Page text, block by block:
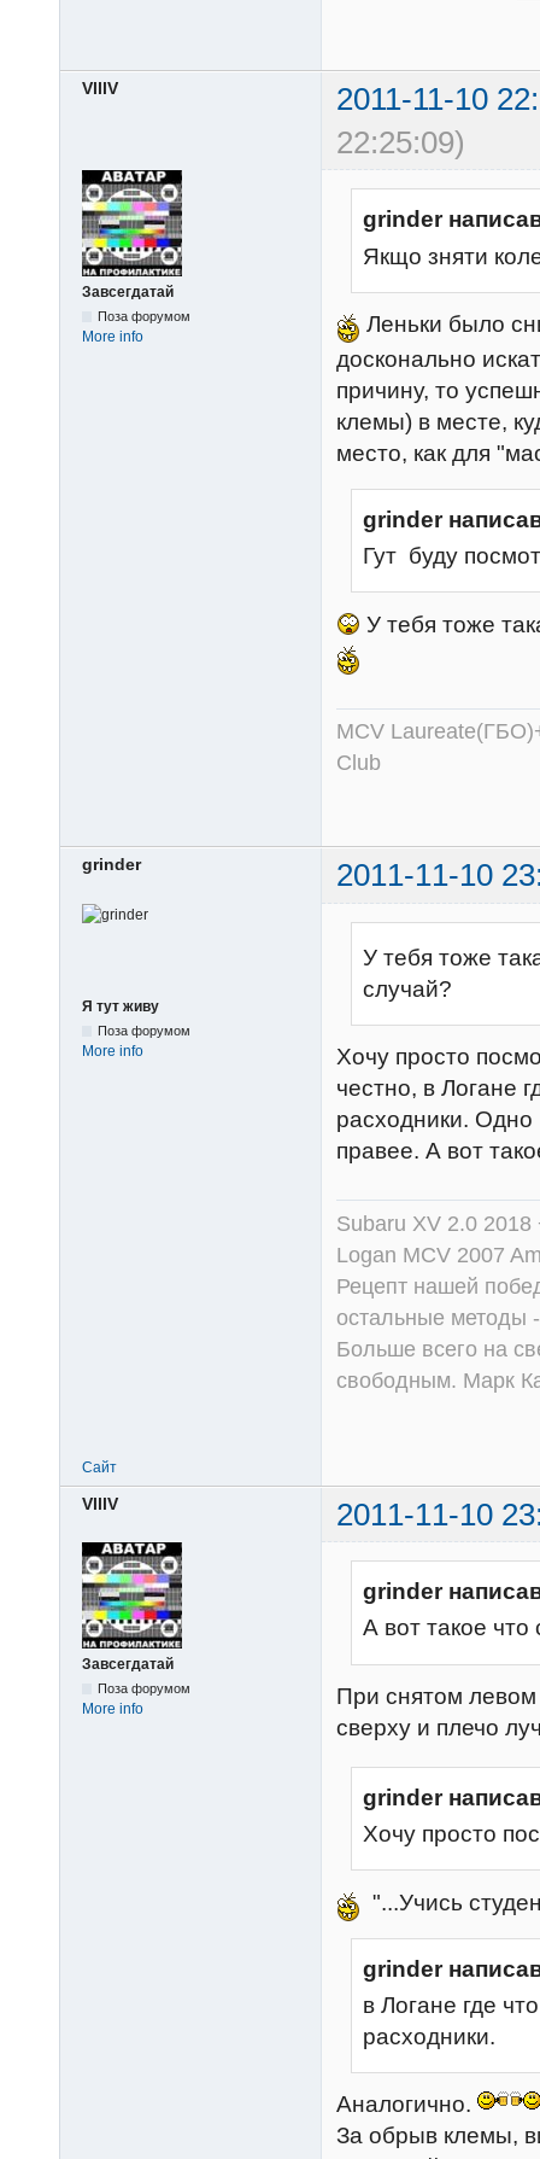
VlllV
2011-11-10
22:25:09)
Завсегдатай
Поза форумом
More info
grinder
Якщо зняти
Леньки было
досконально
причину, то
клемы) в месте,
место, как для
grinder
Гут буду
У тебя тоже
MCV
Club
grinder 2011-11-10
Я тут живу
Поза форумом
More info
У тебя тоже
случай?
Хочу просто
честно, в Логане
расходники. Одно
правее. А вот
Subaru XV 2.0 2018
Logan MCV 2007
Рецепт нашей
остальные методы
Больше всего на
свободным. Марк
Сайт
VlllV 2011-11-10
Завсегдатай
Поза форумом
More info
grinder
А вот такое что
При снятом
сверху и плечо
grinder
Хочу просто
"...Учись
grinder
в Логане где
расходники.
Аналогично.
За обрыв клемы,